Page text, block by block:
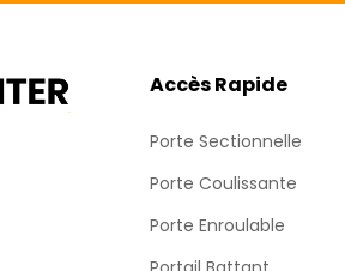
Accès Rapide
Porte Sectionnelle
Porte Coulissante
Porte Enroulable